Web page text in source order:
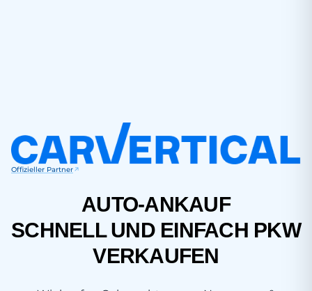
Offizieller Partner
AUTO-ANKAUF
SCHNELL UND EINFACH PKW
VERKAUFEN